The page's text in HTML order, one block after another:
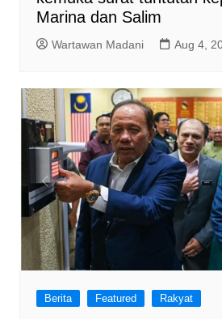
Marina dan Salim
Wartawan Madani Aug 4,
Berita Featured Rakyat